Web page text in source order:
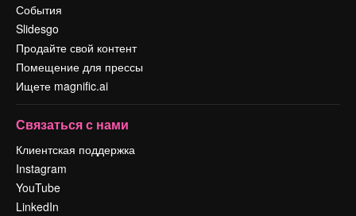
События
Slidesgo
Продайте свой контент
Помещение для прессы
Ищете magnific.ai
Связаться с нами
Клиентская поддержка
Instagram
YouTube
LinkedIn